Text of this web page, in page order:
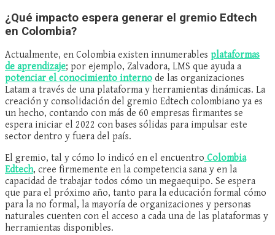
¿Qué impacto espera generar el gremio Edtech
en Colombia?
Actualmente, en Colombia existen innumerables plataformas
de aprendizaje; por ejemplo, Zalvadora, LMS que ayuda a
potenciar el conocimiento interno de las organizaciones
Latam a través de una plataforma y herramientas dinámicas. La
creación y consolidación del gremio Edtech colombiano ya es
un hecho, contando con más de 60 empresas firmantes se
espera iniciar el 2022 con bases sólidas para impulsar este
sector dentro y fuera del país.
El gremio, tal y cómo lo indicó en el encuentro Colombia
Edtech, cree firmemente en la competencia sana y en la
capacidad de trabajar todos cómo un megaequipo. Se espera
que para el próximo año, tanto para la educación formal cómo
para la no formal, la mayoría de organizaciones y personas
naturales cuenten con el acceso a cada una de las plataformas y
herramientas disponibles.